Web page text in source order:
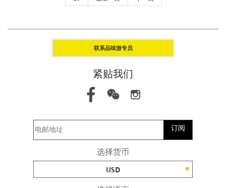
联系品味游专员
紧贴我们
订阅
选择货币
USD